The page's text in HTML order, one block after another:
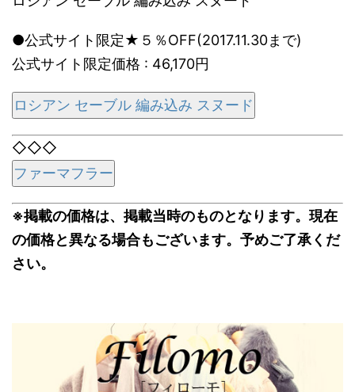
●公式サイト限定★５％OFF(2017.11.30まで)
公式サイト限定価格 : 46,170円
ロシアン セーブル 編み込み スヌード
◇◇◇
ファーマフラー
※掲載の価格は、掲載当時のものとなります。現在
の価格と異なる場合もございます。予めご了承くだ
さい。